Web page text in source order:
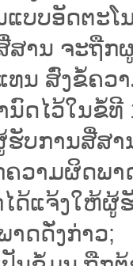
ແບບອັດຕະໂ
ນ ຈະຖືກຜູ
ນ ສົ່ງຂໍ້ຄວ
ໄວ້ໃນຂໍ້ທີ
ບການສື່ສ
ວາມຜິດພາ
ດ້ແຈ້ງໃຫ້ຜູ້
າດດັ່ງກ່າວ;